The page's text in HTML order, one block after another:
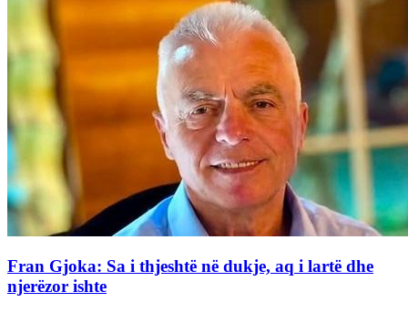
Fran Gjoka: Sa i thjeshtë në dukje, aq i lartë dhe
njerëzor ishte